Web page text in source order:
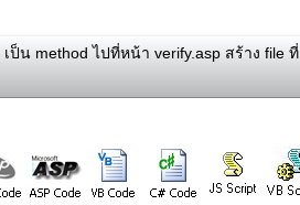
น method ไปที่หน้า verify.asp สร้าง file ที่